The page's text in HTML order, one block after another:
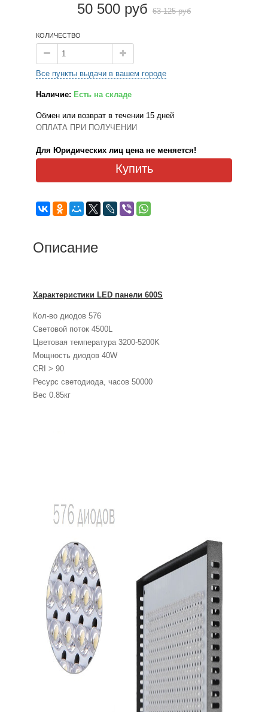
50 500 руб 63 125 руб
КОЛИЧЕСТВО
Все пункты выдачи в вашем городе
Наличие: Есть на складе
Обмен или возврат в течении 15 дней
ОПЛАТА ПРИ ПОЛУЧЕНИИ
Для Юридических лиц цена не меняется!
Купить
Описание
Характеристики LED панели 600S
Кол-во диодов 576
Световой поток 4500L
Цветовая температура 3200-5200K
Мощность диодов 40W
CRI > 90
Ресурс светодиода, часов 50000
Вес 0.85кг